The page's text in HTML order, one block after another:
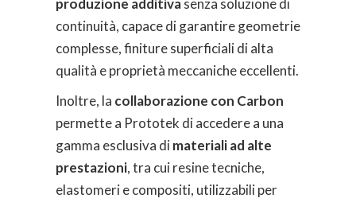
continuità, capace di garantire geometrie
complesse, finiture superficiali di alta
qualità e proprietà meccaniche eccellenti.
Inoltre, la collaborazione con Carbon
permette a Prototek di accedere a una
gamma esclusiva dimateriali ad alte
prestazioni, tra cui resine tecniche,
elastomeri e compositi, utilizzabili per